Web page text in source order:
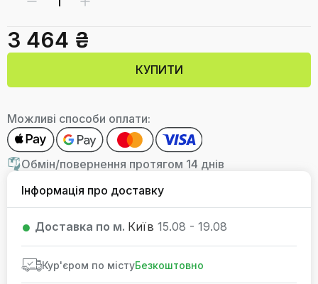
3 464 ₴
КУПИТИ
Можливі способи оплати:
Обмін/повернення протягом 14 днів
Інформація про доставку
Доставка по м. Київ 15.08 - 19.08
Кур'єром по містуБезкоштовно